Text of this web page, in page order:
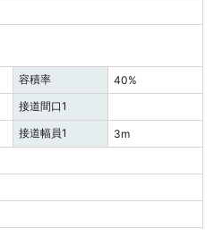
容積率
40%
接道間口1
接道幅員1
3m